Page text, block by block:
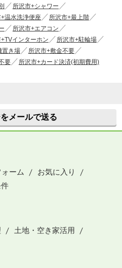
所沢市+シャワー
温水洗浄便座
所沢市+最上階
所沢市+エアコン
インターホン
所沢市+駐輪場
置き場
所沢市+敷金不要
要 所沢市+カード決済(初期費用)
メールで送る
ーム
お気に入り
土地・空き家活用